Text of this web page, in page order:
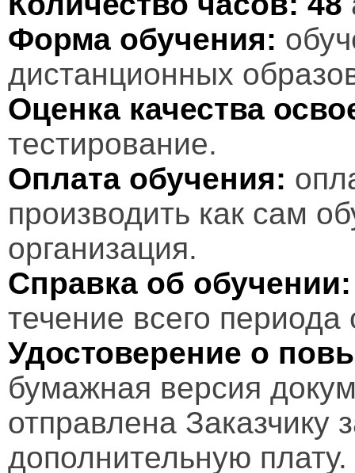
Форма обучения:
дистанционных
Оценка качества
тестирование.
Оплата обучения:
производить как сам
организация.
Справка об обучении:
течение всего периода
Удостоверение о
бумажная версия
отправлена Заказчику
дополнительную